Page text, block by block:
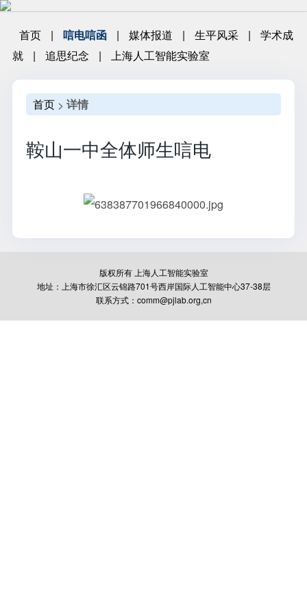
首页 | 唁电唁函 | 媒体报道 | 生平风采 |
学术成
就
| 追思纪念 | 上海人工智能实验室
首页> 详情
鞍山一中全体师生唁电
版权所有 上海人工智能实验室
地址：上海市徐汇区云锦路701号西岸国际人工智能中心37-38层
联系方式：comm@pjlab.org,cn